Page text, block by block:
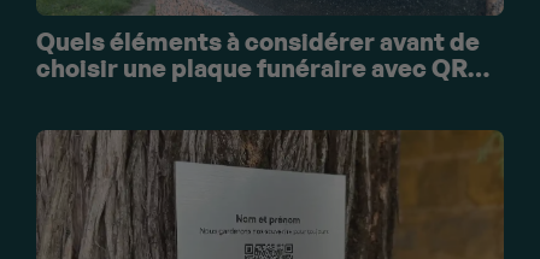
Quels éléments à considérer avant de
choisir une plaque funéraire avec QR